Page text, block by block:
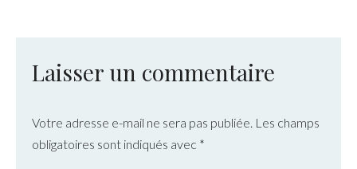
Laisser un commentaire
Votre adresse e-mail ne sera pas publiée. Les champs
obligatoires sont indiqués avec *